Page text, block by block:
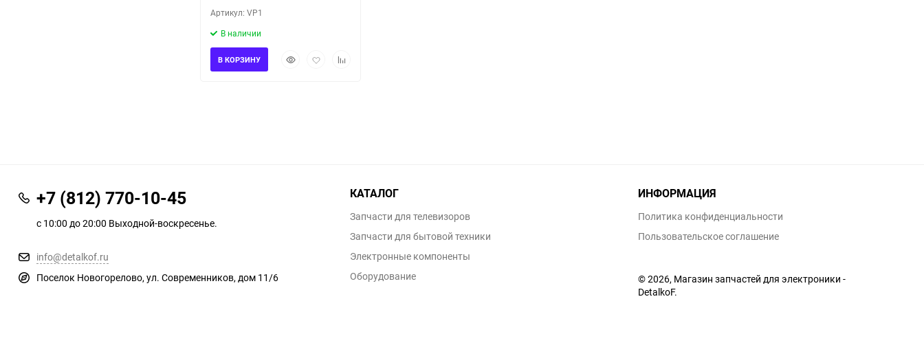
Артикул: VP1
В наличии
БыстрыйДобавитьДобавить
В КОРЗИНУ
+7 (812) 770-10-45
с 10:00 до 20:00 Выходной-воскресенье.
info@detalkof.ru
Поселок Новогорелово, ул. Современников, дом 11/6
КАТАЛОГ
Запчасти для телевизоров
Запчасти для бытовой техники
Электронные компоненты
Оборудование
ИНФОРМАЦИЯ
Политика конфиденциальности
Пользовательское соглашение
© 2026, Магазин запчастей для электроники -
DetalkoF.